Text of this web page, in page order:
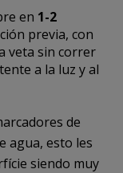
en 1-2
previa, con
veta sin correr
a la luz y al
de
agua, esto les
siendo muy